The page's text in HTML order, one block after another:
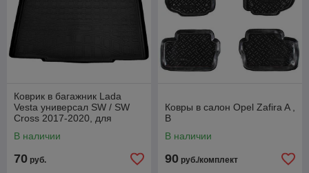
Коврик в багажник Lada
Vesta универсал SW / SW
Cross 2017-2020, для
(Norplast)
В наличии
70 руб.
Ковры в салон Opel Zafira A ,
B
В наличии
90 руб./комплект